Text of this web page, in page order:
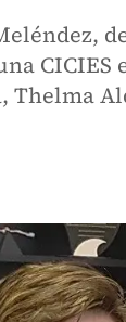
CICIES
Thelma